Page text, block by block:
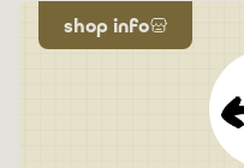
shop info